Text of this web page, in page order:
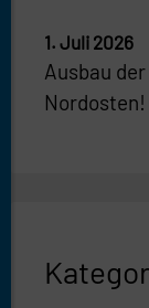
Ausbau
1. Juli 2026